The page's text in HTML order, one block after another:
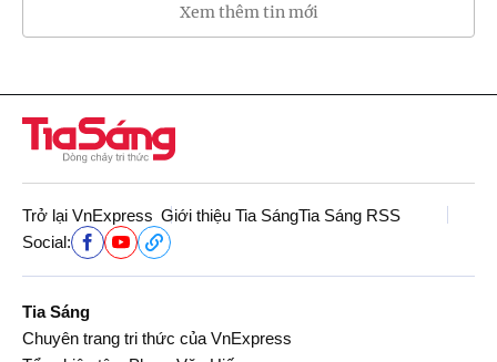
Xem thêm tin mới
Trở lại VnExpress Giới thiệu Tia SángTia Sáng RSS
Social:
Tia Sáng
Chuyên trang tri thức của VnExpress